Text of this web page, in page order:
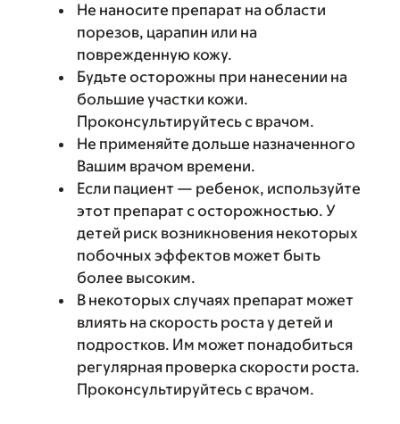
Не наносите препарат на области
порезов, царапин или на
поврежденную кожу.
Будьте осторожны при нанесении на
большие участки кожи.
Проконсультируйтесь с врачом.
Не применяйте дольше назначенного
Вашим врачом времени.
Если пациент — ребенок, используйте
этот препарат с осторожностью. У
детей риск возникновения некоторых
побочных эффектов может быть
более высоким.
В некоторых случаях препарат может
влиять на скорость роста у детей и
подростков. Им может понадобиться
регулярная проверка скорости роста.
Проконсультируйтесь с врачом.